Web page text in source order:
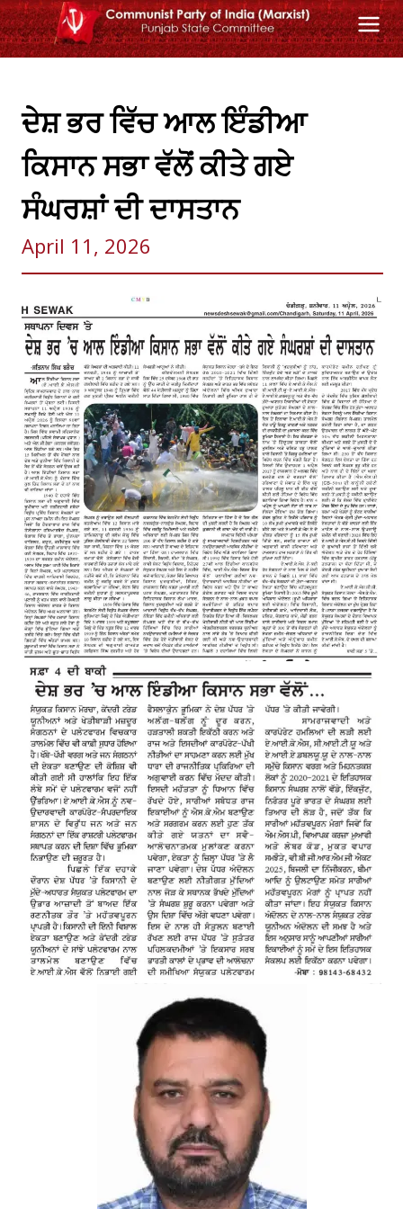
Skip
to
ਦੇਸ਼ ਭਰ ਵਿੱਚ ਆਲ ਇੰਡੀਆ
ਕਿਸਾਨ ਸਭਾ ਵੱਲੋਂ ਕੀਤੇ ਗਏ
ਸੰਘਰਸ਼ਾਂ ਦੀ ਦਾਸਤਾਨ
April 11, 2026